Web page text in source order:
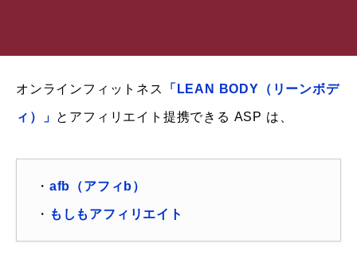
オンラインフィットネス 「LEAN BODY（リーンボデ
ィ）」 とアフィリエイト提携できる ASP は、
・ afb（アフィb）
・ もしもアフィリエイト